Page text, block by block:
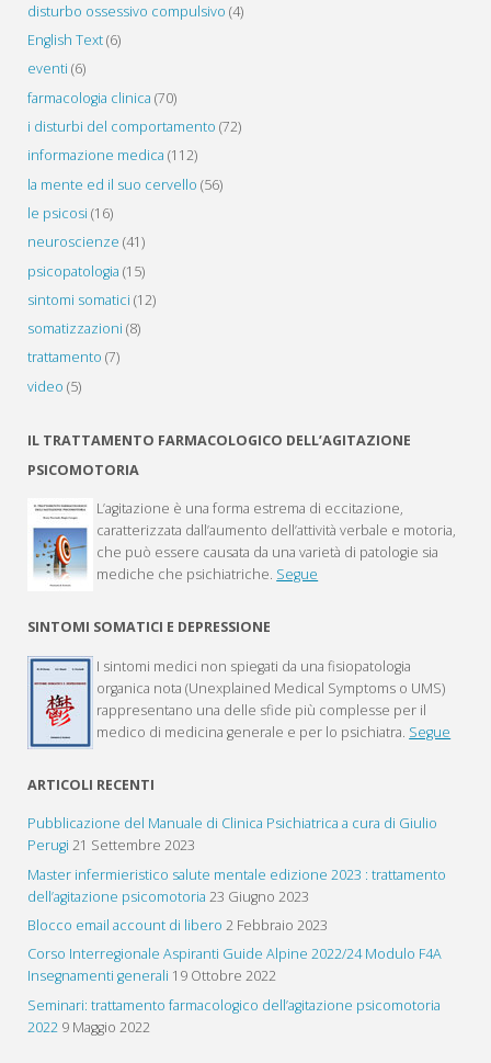
disturbo ossessivo compulsivo (4)
English Text(6)
eventi (6)
farmacologia clinica (70)
i disturbi del comportamento (72)
informazione medica (112)
la mente ed il suo cervello (56)
le psicosi (16)
neuroscienze (41)
psicopatologia (15)
sintomi somatici (12)
somatizzazioni (8)
trattamento (7)
video (5)
IL TRATTAMENTO FARMACOLOGICO DELL’AGITAZIONE
PSICOMOTORIA
L’agitazione è una forma estrema di eccitazione,
caratterizzata dall’aumento dell’attività verbale e motoria,
che può essere causata da una varietà di patologie sia
mediche che psichiatriche. Segue
SINTOMI SOMATICI E DEPRESSIONE
I sintomi medici non spiegati da una fisiopatologia
organica nota (Unexplained Medical Symptoms o UMS)
rappresentano una delle sfide più complesse per il
medico di medicina generale e per lo psichiatra. Segue
ARTICOLI RECENTI
Pubblicazione del Manuale di Clinica Psichiatrica a cura di Giulio
Perugi 21 Settembre 2023
Master infermieristico salute mentale edizione 2023 : trattamento
dell’agitazione psicomotoria 23 Giugno 2023
Blocco email account di libero 2 Febbraio 2023
Corso Interregionale Aspiranti Guide Alpine 2022/24 Modulo F4A
Insegnamenti generali 19 Ottobre 2022
Seminari: trattamento farmacologico dell’agitazione psicomotoria
2022 9 Maggio 2022